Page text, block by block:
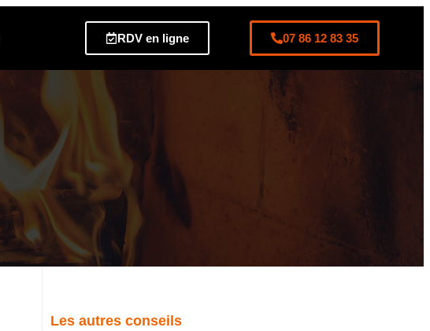
RDV en ligne 07 86 12 83 35
Les autres conseils